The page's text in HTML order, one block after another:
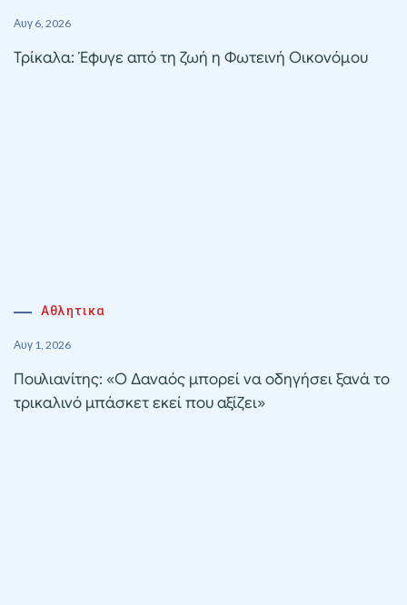
Αυγ 6, 2026
Τρίκαλα: Έφυγε από τη ζωή η Φωτεινή Οικονόμου
Αθλητικα
Αυγ 1, 2026
Πουλιανίτης: «Ο Δαναός μπορεί να οδηγήσει ξανά το
τρικαλινό μπάσκετ εκεί που αξίζει»